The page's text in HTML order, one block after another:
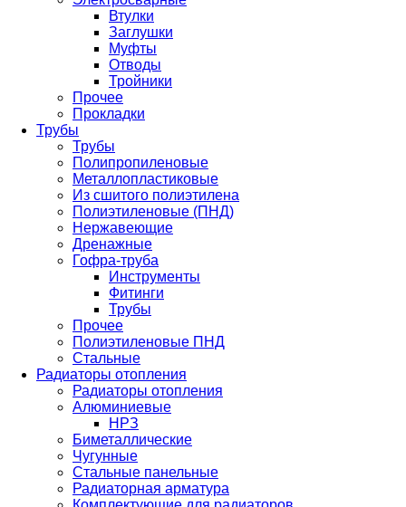
Втулки
Заглушки
Муфты
Отводы
Тройники
Прочее
Прокладки
Трубы
Трубы
Полипропиленовые
Металлопластиковые
Из сшитого полиэтилена
Полиэтиленовые (ПНД)
Нержавеющие
Дренажные
Гофра-труба
Инструменты
Фитинги
Трубы
Прочее
Полиэтиленовые ПНД
Стальные
Радиаторы отопления
Радиаторы отопления
Алюминиевые
НРЗ
Биметаллические
Чугунные
Стальные панельные
Радиаторная арматура